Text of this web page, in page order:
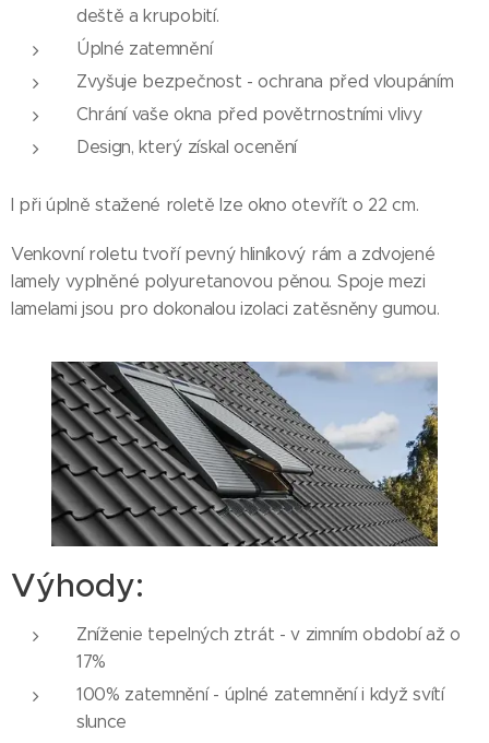
deště a krupobití.
Úplné zatemnění
Zvyšuje bezpečnost - ochrana před vloupáním
Chrání vaše okna před povětrnostními vlivy
Design, který získal ocenění
I při úplně stažené roletě lze okno otevřít o 22 cm.
Venkovní roletu tvoří pevný hliníkový rám a zdvojené
lamely vyplněné polyuretanovou pěnou. Spoje mezi
lamelami jsou pro dokonalou izolaci zatěsněny gumou.
Výhody:
Zníženie tepelných ztrát - v zimním období až o
17%
100% zatemnění - úplné zatemnění i když svítí
slunce